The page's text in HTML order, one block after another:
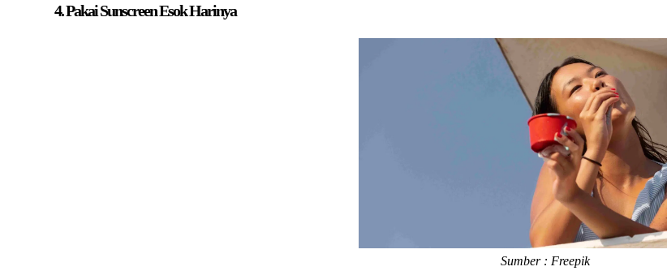
4. Pakai Sunscreen Esok Harinya
Sumber : Freepik